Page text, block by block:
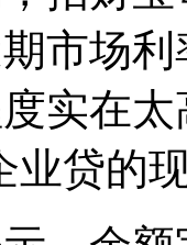
市场
实在
业贷的